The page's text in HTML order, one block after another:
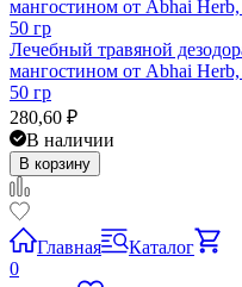
Лечебный травяной
мангостином от Abhai
50 гр
280,60 ₽
В наличии
В корзину
Главная
Каталог
0